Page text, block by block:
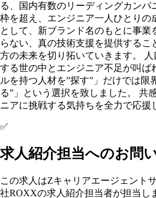
る、国内有数のリーディングカンパ
枠を超え、エンジニア一人ひとりの
として、新ブランド名のもとに事業
らない、真の技術支援を提供するこ
方の未来を切り拓いていきます。
する世の中とエンジニア不足が叫ば
ルを持つ人材を”探す”」だけでは限
る”」という選択を致しました。 共
ニアに挑戦する気持ちを全力で応援
✅
求人紹介担当へのお問
この求人はZキャリアエージェント
社ROXXの求人紹介担当者が担当し